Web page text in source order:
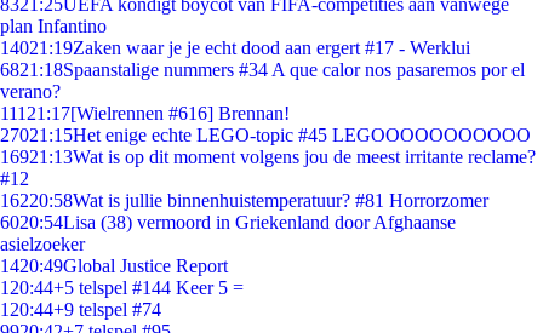
8321:25UEFA kondigt boycot van FIFA-competities aan vanwege
plan Infantino
14021:19Zaken waar je je echt dood aan ergert #17 - Werklui
6821:18Spaanstalige nummers #34 A que calor nos pasaremos por el
verano?
111 21:17[Wielrennen #616] Brennan!
27021:15Het enige echte LEGO-topic #45 LEGOOOOOOOOOOO
16921:13Wat is op dit moment volgens jou de meest irritante reclame?
#12
16220:58Wat is jullie binnenhuistemperatuur? #81 Horrorzomer
6020:54Lisa (38) vermoord in Griekenland door Afghaanse
asielzoeker
1420:49Global Justice Report
1 20:44+5 telspel #144 Keer 5 =
1 20:44+9 telspel #74